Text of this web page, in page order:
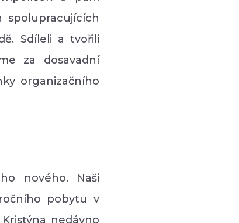
spolupracujících
Sdíleli a tvořili
za dosavadní
organizačního
nového. Naši
pobytu v
Kristýna nedávno